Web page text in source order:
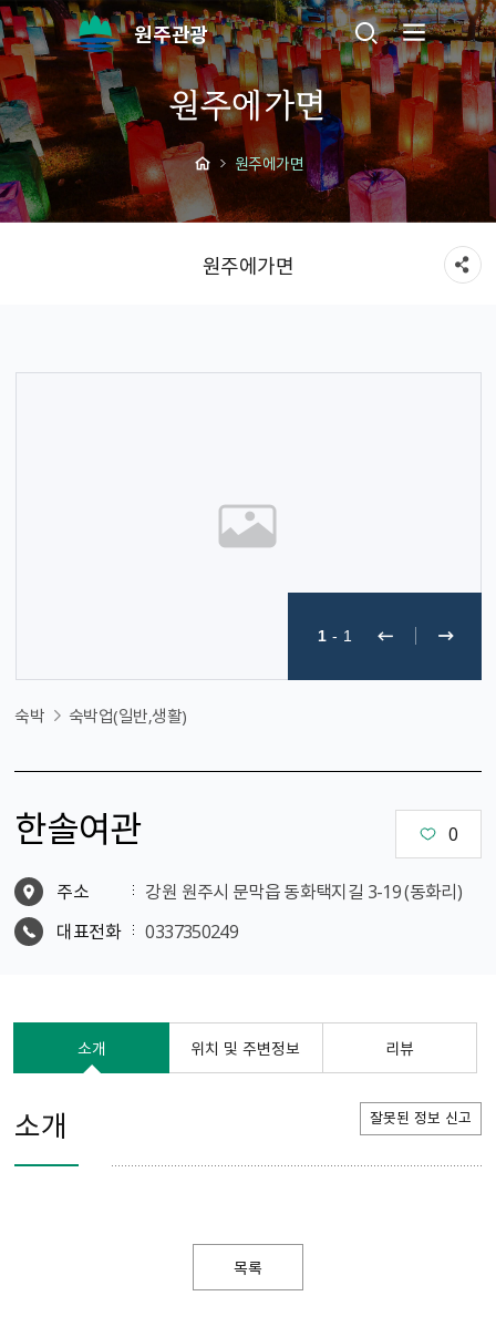
원주관광
원주에가면
원주에가면
원주에가면
1 - 1
숙박 숙박업(일반,생활)
한솔여관 0
주소
강원 원주시 문막읍 동화택지길 3-19 (동화리)
대표전화
0337350249
소개 위치 및 주변정보 리뷰
소개 잘못된 정보 신고
목록